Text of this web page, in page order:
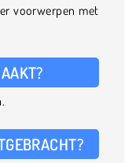
voorwerpen met